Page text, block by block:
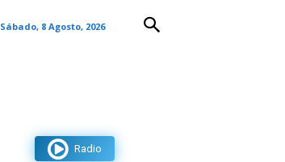
Sábado, 8 Agosto, 2026
Radio